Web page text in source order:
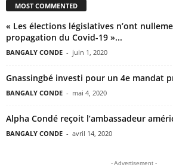
MOST COMMENTED
« Les élections législatives n’ont
propagation du Covid-19 »...
BANGALY CONDE - juin 1, 2020
Gnassingbé investi pour un 4e mandat
BANGALY CONDE - mai 4, 2020
Alpha Condé reçoit l’ambassadeur
BANGALY CONDE - avril 14, 2020
- Advertisement -